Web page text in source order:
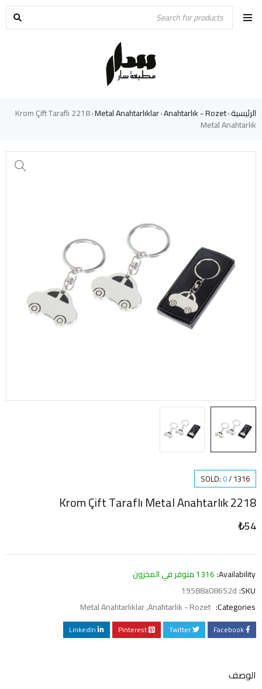
الرئيسية›
Anahtarlık - Rozet
›
Metal Anahtarlıklar
›
2218 Krom Çift Taraflı
Metal Anahtarlık
SOLD: 0/1316
2218 Krom Çift Taraflı Metal Anahtarlık
₺54
Availability: 1316 متوفر في المخزون
SKU:
19588a08652d
Categories:
Anahtarlık - Rozet
,
Metal Anahtarlıklar
Facebook
Twitter
Pinterest
LinkedIn
الوصف